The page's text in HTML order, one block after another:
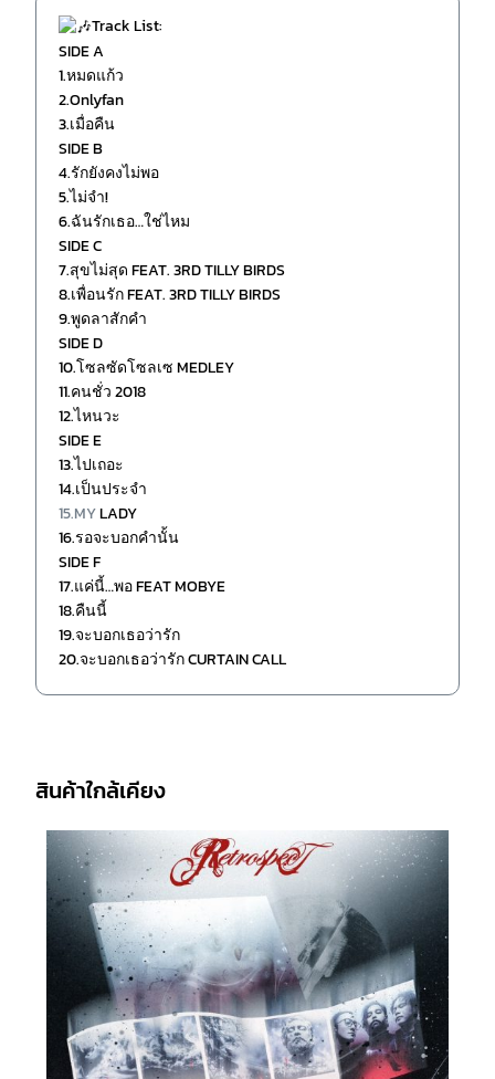
Track List:
SIDE A
1.หมดแก้ว
2.Onlyfan
3.เมื่อคืน
SIDE B
4.รักยังคงไม่พอ
5.ไม่จำ!
6.ฉันรักเธอ…ใช่ไหม
SIDE C
7.สุขไม่สุด FEAT. 3RD TILLY BIRDS
8.เพื่อนรัก FEAT. 3RD TILLY BIRDS
9.พูดลาสักคำ
SIDE D
10.โซลซัดโซลเซ MEDLEY
11.คนชั่ว 2018
12.ไหนวะ
SIDE E
13.ไปเถอะ
14.เป็นประจำ
15.MYLADY
16.รอจะบอกคำนั้น
SIDE F
17.แค่นี้…พอ FEAT MOBYE
18.คืนนี้
19.จะบอกเธอว่ารัก
20.จะบอกเธอว่ารัก CURTAIN CALL
สินค้าใกล้เคียง